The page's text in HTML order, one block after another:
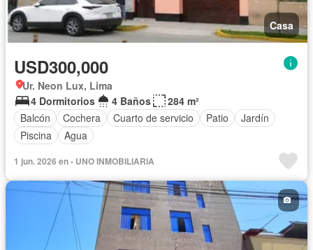
Casa
USD300,000
Ur. Neon Lux, Lima
4 Dormitorios
4 Baños
284 m²
Balcón
Cochera Cuarto de servicio Patio
Jardín
Piscina
Agua
1 jun. 2026 en - UNO INMOBILIARIA